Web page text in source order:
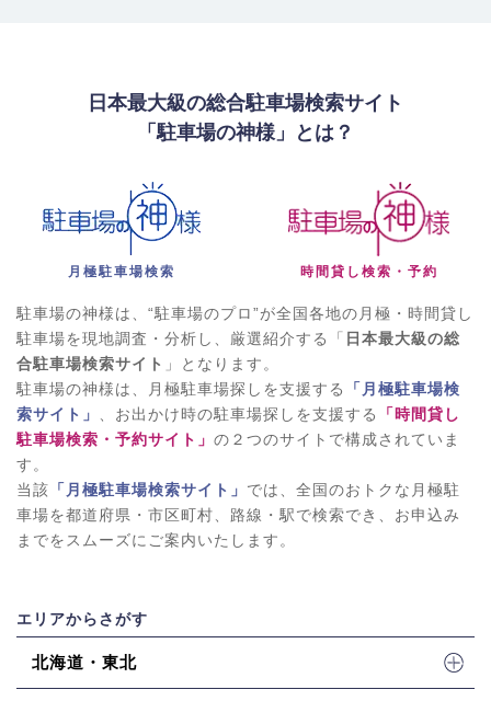
日本最大級の総合駐車場検索サイト
「駐車場の神様」とは？
月極駐車場検索 時間貸し検索・予約
駐車場の神様は、“駐車場のプロ”が全国各地の月極・時間貸し
駐車場を現地調査・分析し、厳選紹介する「 日本最大級の総
合駐車場検索サイト 」となります。
駐車場の神様は、月極駐車場探しを支援する
「月極駐車場検
索サイト」
、お出かけ時の駐車場探しを支援する
「時間貸し
駐車場検索・予約サイト」 の２つのサイトで構成されていま
す。
当該 「月極駐車場検索サイト」 では、全国のおトクな月極駐
車場を都道府県・市区町村、路線・駅で検索でき、お申込み
までをスムーズにご案内いたします。
エリアからさがす
北海道・東北